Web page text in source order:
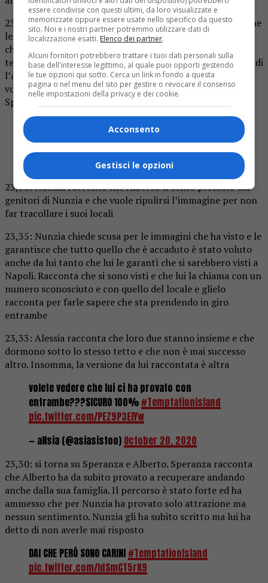
23,40: Nunzia continua a raccontare che lui non voleva che
lei lo chiamasse perché c’è qualcuno in famiglia di Nunzia
che lavora in telefonia e avrebbe potuto controllare il
telefono. La sua prima preoccupazione sono i locali e quindi
l’avvicinamento con Speranza era dovuto a questo, una
volta sistemata la situazione economica avrebbe lasciato
Speranza e avrebbe iniziato la conoscenza con lei
la tentatrice che smerda alberto
#TemptationIslandpic.twitter.com/xKmmpuelpu
— 𝒕𝒆𝒓𝒓𝒚🥀 (@badterry22) October 20, 2020
23,38: Nunzia racconta che Alberto si sente pressato dai
genitori di Nunzia e che vuole ripulirsi l’immagine per non
far tracollare i suoi locali
23,35: Nunzia chiede scusa per le immagini che ha visto e le
garantisce che tutto quello che è accaduto è stato voluto
anche da lui tanto che lui le garantì che si sarebbero visti a
Napoli. Racconta che si sono visti e che lui la chiama con un
numero sconosciuto e con quello del locale e glielo
racconta per farle sapere che sta prendendo in giro
entrambe
23,33: Alessia racconta che loro due stanno insieme e che
dormono sotto lo stesso tetto e che non è mai successo
altro. Insomma, la versione da lui raccontata è altra
volete vedere che lui ci ha provato con
entrambe???SICURO 100% #TemptationIsland
pic.twitter.com/PEZ9P3ElYw
— aNsia (@asiasistoo) October 20, 2020
23,30: si torna su Speranza e Alberto. Speranza racconta
che Alberto ha da subito provato a recuperare andando
anche dalla sua famiglia. Il percorso è stato forte ed ha
ammesso che per Nunzia ha provato solo attrazione ma
nessun sentimento. Nunzia gli ha subito scritto ma lui ha
detto di non averle mai risposto
DAI CHE PERÓ SONO CARINI #TemptationIsland
pic.twitter.com/IdSmCT5rK9
essere condivise con questi ultimi, da loro visualizzate e
memorizzate oppure essere usate nello specifico da questo
sito. Noi e i nostri partner potremmo utilizzare dati di
localizzazione esatti. Elenco dei partner.
Alcuni fornitori potrebbero trattare i tuoi dati personali sulla
base dell'interesse legittimo, al quale puoi opporti gestendo
le tue opzioni qui sotto. Cerca un link in fondo a questa
pagina o nel menu del sito per gestire o revocare il consenso
nelle impostazioni della privacy e dei cookie.
Acconsento
Gestisci le opzioni